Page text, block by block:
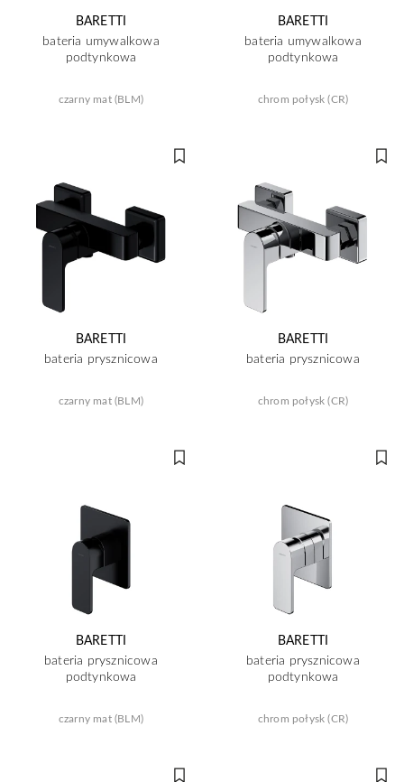
BARETTI
bateria umywalkowa
podtynkowa
czarny mat (BLM)
BARETTI
bateria umywalkowa
podtynkowa
chrom połysk (CR)
BARETTI
bateria prysznicowa
czarny mat (BLM)
BARETTI
bateria prysznicowa
chrom połysk (CR)
BARETTI
bateria prysznicowa
podtynkowa
czarny mat (BLM)
BARETTI
bateria prysznicowa
podtynkowa
chrom połysk (CR)